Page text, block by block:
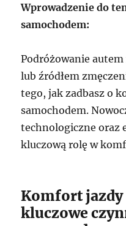
Wprowadzenie do
samochodem:
Podróżowanie
lub źródłem
tego, jak zadbasz o
samochodem.
technologiczne oraz
kluczową rolę w
Komfort jazdy
kluczowe